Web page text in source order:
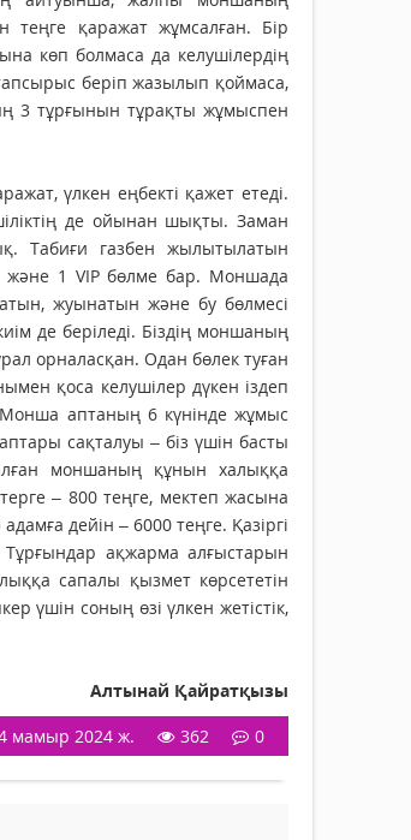
қаражат жұмсалған. Бір
көп болмаса да келушілердің
беріп жазылып қоймаса,
3 тұр­ғынын тұрақты жұмыспен
үлкен ең­бекті қа­­жет етеді.
де ойы­нан шықты. Заман
Табиғи газбен жылытылатын
және 1 VIP бөлме бар. Моншада
жуынатын және бу бөлмесі
де беріледі. Біздің моншаның
орналасқан. Одан бөлек туған
қоса келушілер дүкен іздеп
аптаның 6 күнінде жұмыс
сақталуы – біз үшін басты
моншаның құнын халыққа
– 800 теңге, мектеп жасына
дейін – 6000 теңге. Қазіргі
ақжарма алғыстарын
сапалы қызмет көрсететін
үшін соның өзі үлкен жетістік,
Алтынай Қайратқызы
мамыр 2024 ж. 362 0